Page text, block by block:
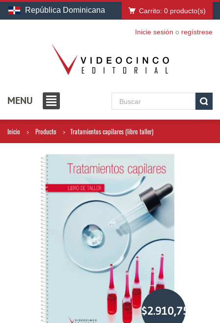
República Dominicana Carrito: 0 producto(s)
Inicie sesión o regístrese
MENU
Inicio Producto Tratamientos capilares (libro taller)
$2.910,75